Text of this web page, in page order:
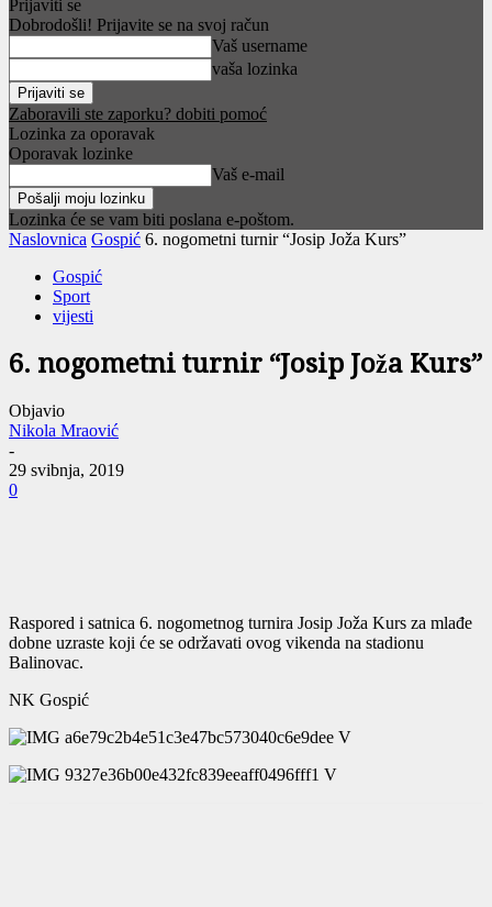
Prijaviti se
Dobrodošli! Prijavite se na svoj račun
Vaš username
vaša lozinka
Zaboravili ste zaporku? dobiti pomoć
Lozinka za oporavak
Oporavak lozinke
Vaš e-mail
Lozinka će se vam biti poslana e-poštom.
Naslovnica Gospić 6. nogometni turnir “Josip Joža Kurs”
Gospić
Sport
vijesti
6. nogometni turnir “Josip Joža Kurs”
Objavio
Nikola Mraović
-
29 svibnja, 2019
0
Raspored i satnica 6. nogometnog turnira Josip Joža Kurs za mlađe
dobne uzraste koji će se održavati ovog vikenda na stadionu
Balinovac.
NK Gospić